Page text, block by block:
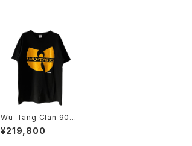
Wu-Tang Clan 90s
Ain't Nuttin To Fuck
Wit Tee
¥219,800